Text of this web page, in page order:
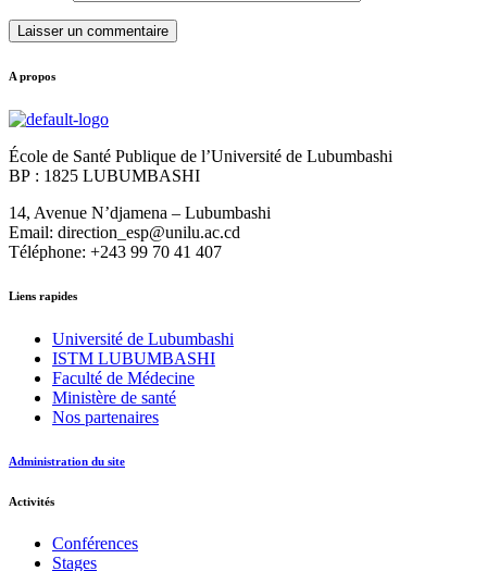
A propos
École de Santé Publique de l’Université de Lubumbashi
BP : 1825 LUBUMBASHI
14, Avenue N’djamena – Lubumbashi
Email: direction_esp@unilu.ac.cd
Téléphone: +243 99 70 41 407
Liens rapides
Université de Lubumbashi
ISTM LUBUMBASHI
Faculté de Médecine
Ministère de santé
Nos partenaires
Administration du site
Activités
Conférences
Stages